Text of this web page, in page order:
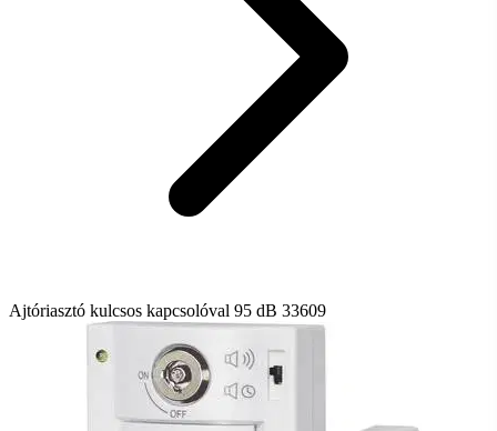
Ajtóriasztó kulcsos kapcsolóval 95 dB 33609